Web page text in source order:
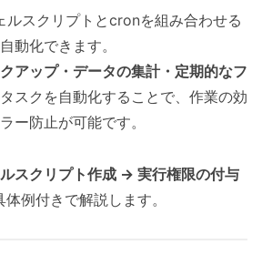
ルスクリプトとcronを組み合わせる
動化できます。
アップ・データの集計・定期的なフ
スクを自動化することで、作業の効
ー防止が可能です。
スクリプト作成 → 実行権限の付与
体例付きで解説します。